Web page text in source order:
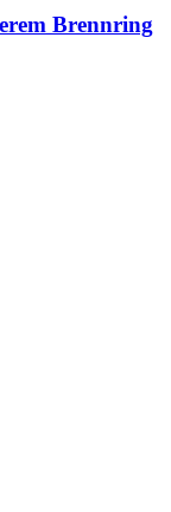
Brennring